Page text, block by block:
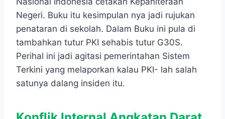
Negeri. Buku itu kesimpulan nya jadi rujukan
penataran di sekolah. Dalam Buku ini pula di
tambahkan tutur PKI sehabis tutur G30S.
Perihal ini jadi agitasi pemerintahan Sistem
Terkini yang melaporkan kalau PKI- lah salah
satunya dalang insiden itu.